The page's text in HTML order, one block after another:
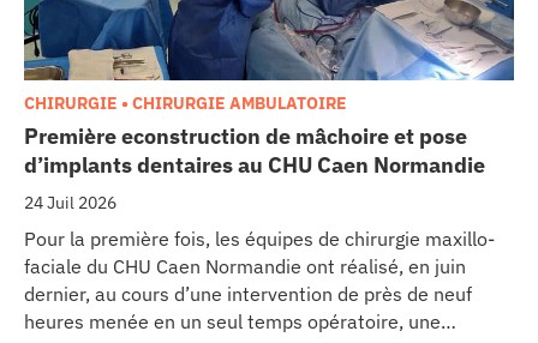
Première econstruction de mâchoire et pose
d’implants dentaires au CHU Caen Normandie
24 Juil 2026
CHIRURGIE • CHIRURGIE AMBULATOIRE
Pour la première fois, les équipes de chirurgie maxillo-
faciale du CHU Caen Normandie ont réalisé, en juin
dernier, au cours d’une intervention de près de neuf
heures menée en un seul temps opératoire, une